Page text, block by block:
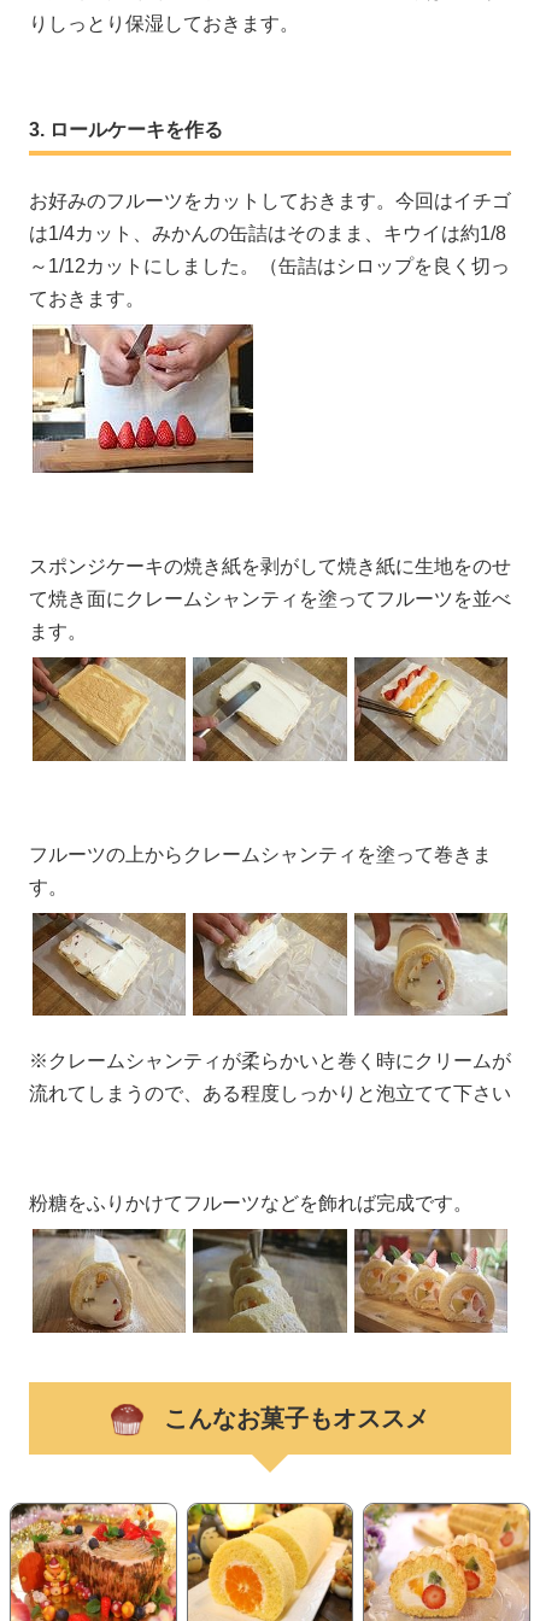
りしっとり保湿しておきます。
ロールケーキを作る
お好みのフルーツをカットしておきます。今回はイチゴ
は1/4カット、みかんの缶詰はそのまま、キウイは約1/8
～1/12カットにしました。（缶詰はシロップを良く切っ
ておきます。
スポンジケーキの焼き紙を剥がして焼き紙に生地をのせ
て焼き面にクレームシャンティを塗ってフルーツを並べ
ます。
フルーツの上からクレームシャンティを塗って巻きま
す。
※クレームシャンティが柔らかいと巻く時にクリームが
流れてしまうので、ある程度しっかりと泡立てて下さい
粉糖をふりかけてフルーツなどを飾れば完成です。
こんなお菓子もオススメ